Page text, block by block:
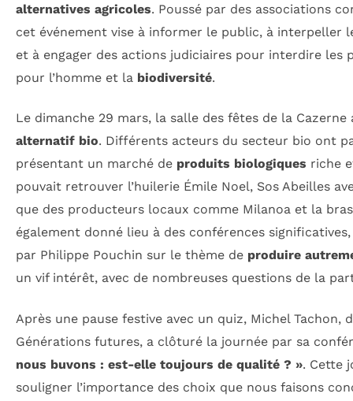
alternatives agricoles. Poussé par des associations
cet événement vise à informer le public, à interpeller
et à engager des actions judiciaires pour interdire les
pour l’homme et la biodiversité.
Le dimanche 29 mars, la salle des fêtes de la
alternatif bio. Différents acteurs du secteur bio ont
présentant un marché de produits biologiques riche
pouvait retrouver l’huilerie Émile Noel, Sos Abeilles
que des producteurs locaux comme Milanoa et la
également donné lieu à des conférences
par Philippe Pouchin sur le thème de produire
un vif intérêt, avec de nombreuses questions de la
Après une pause festive avec un quiz, Michel Tachon,
Générations futures, a clôturé la journée par sa
nous buvons : est-elle toujours de qualité ? ». Cette
souligner l’importance des choix que nous faisons